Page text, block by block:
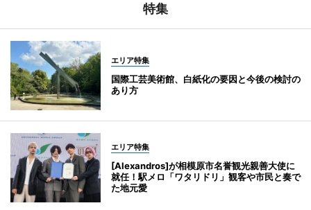
特集
エリア特集
国際工芸美術館、白紙化の要因と今後の検討の
あり方
エリア特集
[Alexandros]が相模原市名誉観光親善大使に
就任！駅メロ「ワタリドリ」観客や市民と奏で
た地元愛